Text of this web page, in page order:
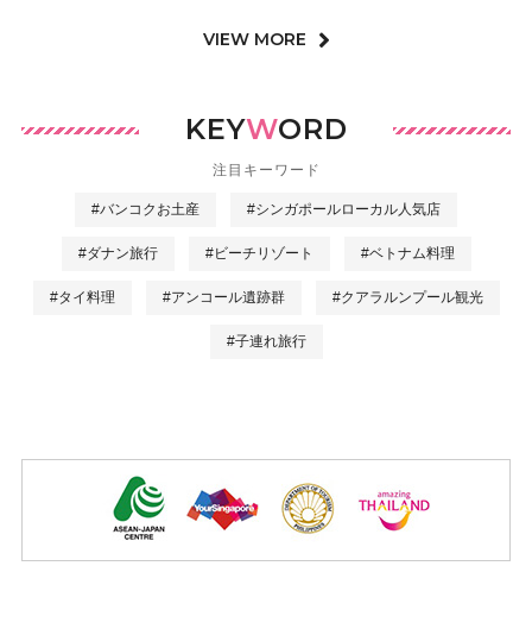
VIEW MORE
KEYWORD
注目キーワード
#バンコクお土産 #シンガポールローカル人気店
#ダナン旅行 #ビーチリゾート #ベトナム料理
#タイ料理 #アンコール遺跡群 #クアラルンプール観光
#子連れ旅行